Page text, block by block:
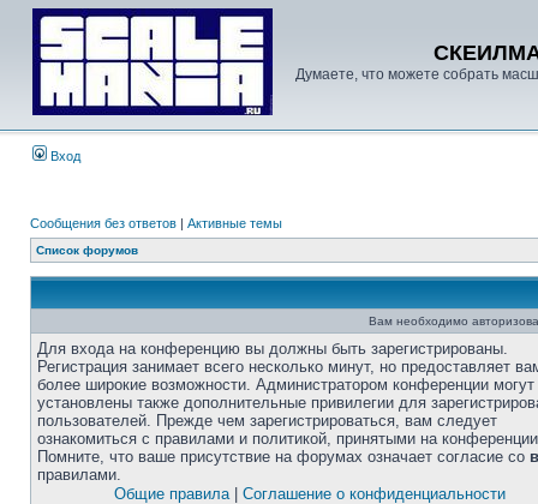
Думаете, что можете собрать
Вход
Сообщения без ответов | Активные темы
Список форумов
Вам необходимо
Для входа на конференцию вы должны быть зарегистрированы.
Регистрация занимает всего несколько минут, но предоставляет
более широкие возможности. Администратором конференции
установлены также дополнительные привилегии для
пользователей. Прежде чем зарегистрироваться, вам следует
ознакомиться с правилами и политикой, принятыми на
Помните, что ваше присутствие на форумах означает согласие со
правилами.
Общие правила| Соглашение о конфиденциальности